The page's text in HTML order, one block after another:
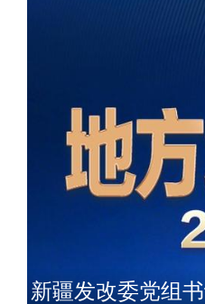
新疆发改委党组